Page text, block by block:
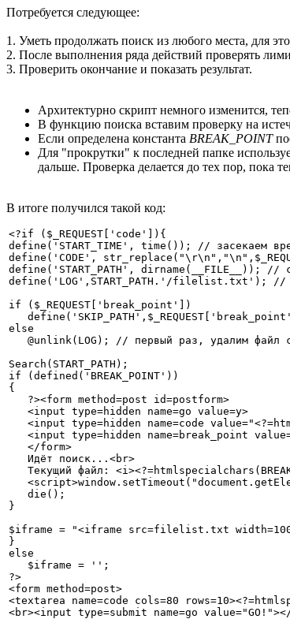
Потребуется следующее:
1. Уметь продолжать поиск из любого места, для
2. После выполнения ряда действий проверять
3. Проверить окончание и показать результат.
Архитектурно скрипт немного изменится,
В функцию поиска вставим проверку на
Если определена константа BREAK_POINT
Для "прокрутки" к последней папке
дальше. Проверка делается до тех пор, пока
В итоге получился такой код:
<?if ($_REQUEST['code']){
define('START_TIME', time()); // засекаем
define('CODE',
define('START_PATH', dirname(__FILE__)); //
define('LOG',START_PATH.'/filelist.txt'); //
if ($_REQUEST['break_point'])
else
@unlink(LOG); // первый раз, удалим файл
Search(START_PATH);
if (defined('BREAK_POINT'))
{
?><form method=post id=postform>
<input type=hidden name=go value=y>
<input type=hidden name=code
<input type=hidden name=break_point
</form>
Идёт поиск...<br>
Текущий файл:
die();
}
$iframe = "<iframe src=filelist.txt
}
else
$iframe = '';
?>
<form method=post>
<textarea name=code cols=80
<br><input type=submit name=go